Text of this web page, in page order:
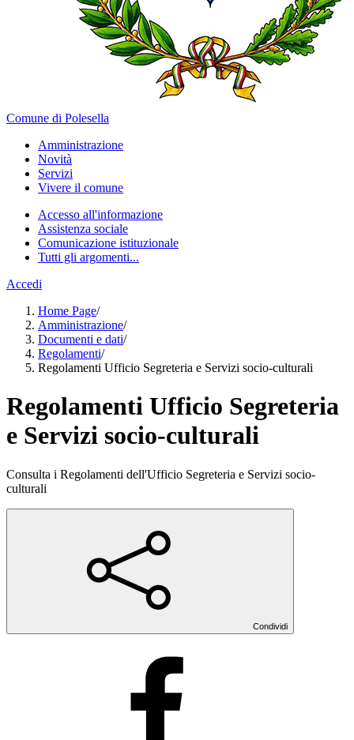
Comune di Polesella
Amministrazione
Novità
Servizi
Vivere il comune
Accesso all'informazione
Assistenza sociale
Comunicazione istituzionale
Tutti gli argomenti...
Accedi
Home Page/
Amministrazione/
Documenti e dati/
Regolamenti/
Regolamenti Ufficio Segreteria e Servizi socio-culturali
Regolamenti Ufficio Segreteria
e Servizi socio-culturali
Consulta i Regolamenti dell'Ufficio Segreteria e Servizi socio-
culturali
Condividi